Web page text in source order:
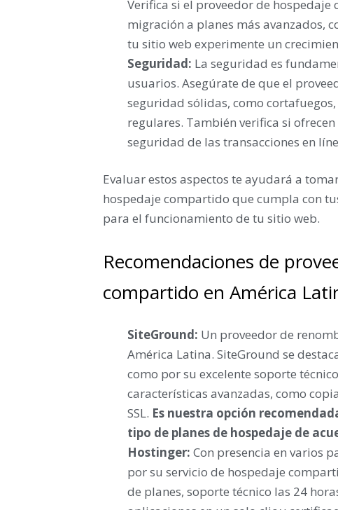
Verifica si el proveedor de
migración a planes más avanzados,
tu sitio web experimente un
Seguridad: La seguridad es
usuarios. Asegúrate de que el
seguridad sólidas, como
regulares. También verifica si
seguridad de las transacciones en
Evaluar estos aspectos te ayudará a
hospedaje compartido que cumpla con
para el funcionamiento de tu sitio web.
Recomendaciones de
compartido en América
SiteGround: Un proveedor de
América Latina. SiteGround se
como por su excelente soporte
características avanzadas, como
SSL. Es nuestra opción
tipo de planes de hospedaje de
Hostinger: Con presencia en varios
por su servicio de hospedaje
de planes, soporte técnico las 24